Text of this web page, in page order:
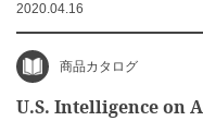
2020.04.16
商品カタログ
U.S. Intelligence on